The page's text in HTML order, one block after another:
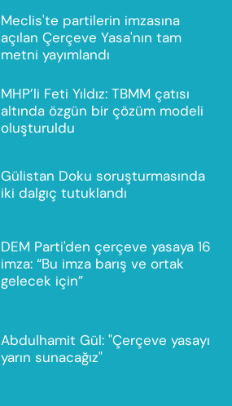
Meclis'te partilerin imzasına
açılan Çerçeve Yasa'nın tam
metni yayımlandı
MHP’li Feti Yıldız: TBMM çatısı
altında özgün bir çözüm modeli
oluşturuldu
Gülistan Doku soruşturmasında
iki dalgıç tutuklandı
DEM Parti'den çerçeve yasaya 16
imza: “Bu imza barış ve ortak
gelecek için”
Abdulhamit Gül: "Çerçeve yasayı
yarın sunacağız"